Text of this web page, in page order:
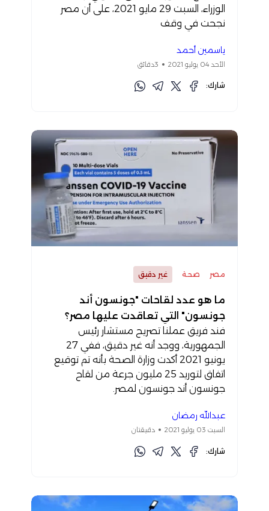
الوزراء، السبت 29 مايو 2021، على أن مصر
نجحت في وقف
ياسمين أحمد
الأحد 04 يوليو 2021 3دقائق
شارك:
مصر صحة غير دقيق
ما هو عدد لقاحات "جونسون أند
جونسون" التي تعاقدت عليها مصر؟
فند فريق عملنا تصريح مستشار رئيس
الجمهورية، ووجد أنه غير دقيق، ففي 27
يونيو 2021 أكدت وزارة الصحة بأنه تم توقيع
اتفاق لتوريد 25 مليون جرعة من لقاح
جونسون أند جونسون لمصر.
عبدالله رمضان
السبت 03 يوليو 2021 دقيقتان
شارك: